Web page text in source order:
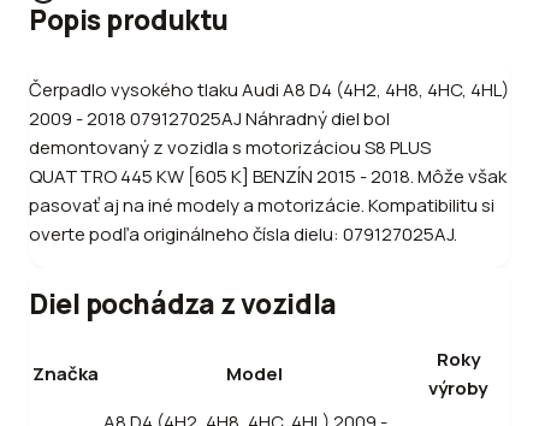
Popis produktu
Čerpadlo vysokého tlaku Audi A8 D4 (4H2, 4H8, 4HC, 4HL)
2009 - 2018 079127025AJ Náhradný diel bol
demontovaný z vozidla s motorizáciou S8 PLUS
QUATTRO 445 KW [605 K] BENZÍN 2015 - 2018. Môže však
pasovať aj na iné modely a motorizácie. Kompatibilitu si
overte podľa originálneho čísla dielu: 079127025AJ.
Diel pochádza z vozidla
Značka Model
Roky
výroby